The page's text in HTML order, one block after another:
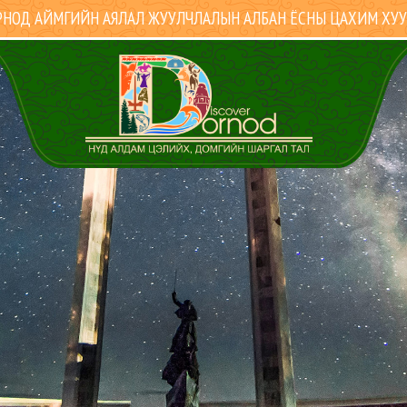
АЙМГИЙН АЯЛАЛ ЖУУЛЧЛАЛЫН АЛБАН ЁСНЫ ЦАХИМ